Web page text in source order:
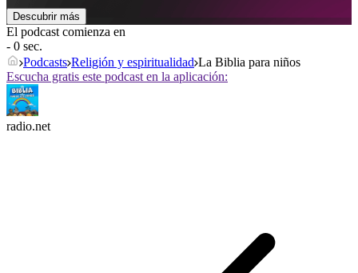
Descubrir más
El podcast comienza en
- 0 sec.
Podcasts Religión y espiritualidad La Biblia para niños
Escucha gratis este podcast en la aplicación:
radio.net